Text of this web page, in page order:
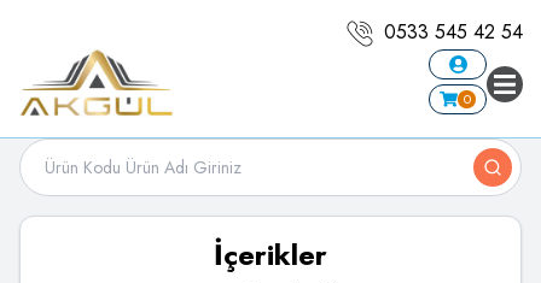
0533 545 42 54
0
İçerikler